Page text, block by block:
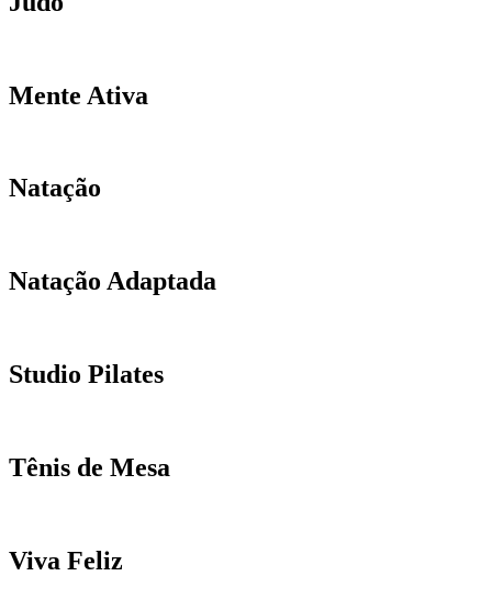
Mente Ativa
Natação
Natação Adaptada
Studio Pilates
Tênis de Mesa
Viva Feliz